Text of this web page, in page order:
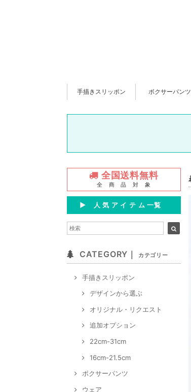
手描きスリッポン ボクサーパンツ
全国送料無料
全 商 品 対 象
▶︎ 人 気 ア イ テ ム 一覧
CATEGORY｜ カテゴリー
手描きスリッポン
デザインから選ぶ
オリジナル・リクエスト
追加オプション
22cm-31cm
16cm-21.5cm
ボクサーパンツ
ウェア